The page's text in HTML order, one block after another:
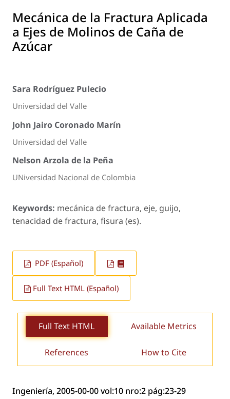
Mecánica de la Fractura Aplicada
a Ejes de Molinos de Caña de
Azúcar
Sara Rodríguez Pulecio
Universidad del Valle
John Jairo Coronado Marín
Universidad del Valle
Nelson Arzola de la Peña
UNiversidad Nacional de Colombia
Keywords: mecánica de fractura, eje, guijo,
tenacidad de fractura, fisura (es).
PDF (Español)
Full Text HTML (Español)
Full Text HTML Available Metrics
References How to Cite
Ingeniería, 2005-00-00 vol:10 nro:2 pág:23-29